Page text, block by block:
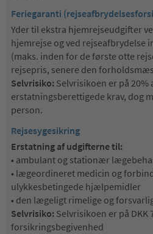
Feriegaranti
Yder til ekstra hjemrejseudgifter
hjemrejse og ved rejseafbrydelse
(maks. inden for de første otte
rejsepris, senere den
Selvrisiko: Selvrisikoen er på 20%
erstatningsberettigede krav, dog
person.
Rejsesygesikring
Erstatning af udgifterne til:
• ambulant og stationær
• lægeordineret medicin og
ulykkesbetingede hjælpemidler
• den lægeligt rimelige og
Selvrisiko: Selvrisikoen er på DKK
forsikringsbegivenhed